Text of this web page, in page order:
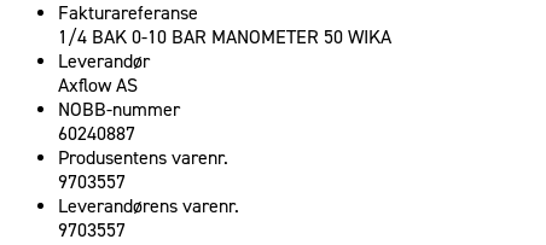
Fakturareferanse
1/4 BAK 0-10 BAR MANOMETER 50 WIKA
Leverandør
Axflow AS
NOBB-nummer
60240887
Produsentens varenr.
9703557
Leverandørens varenr.
9703557